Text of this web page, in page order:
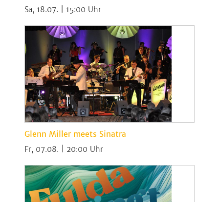
Sa, 18.07. | 15:00
Glenn Miller meets Sinatra
Fr, 07.08. | 20:00